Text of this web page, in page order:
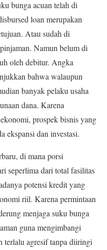
bunga acuan telah di
loan merupakan
Atau sudah di
Namun belum di
oleh debitur. Angka
bahwa walaupun
banyak pelaku usaha
dana. Karena
prospek bisnis yang
ekspansi dan investasi.
di mana porsi
seperlima dari total fasilitas
potensi kredit yang
riil. Karena permintaan
menjaga suku bunga
guna mengimbangi
terlalu agresif tanpa diiringi